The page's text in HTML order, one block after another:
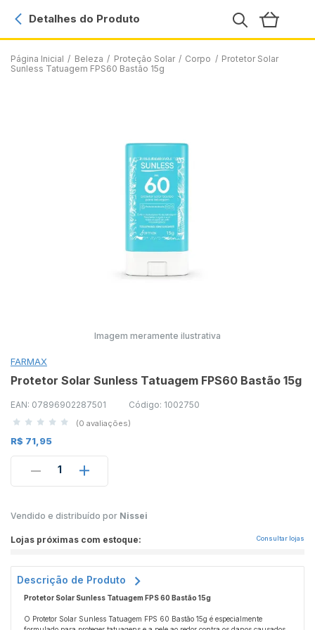
Página Inicial / Beleza / Proteção Solar / Corpo / Protetor Solar
Sunless Tatuagem FPS60 Bastão 15g
Detalhes do Produto
Imagem meramente ilustrativa
FARMAX
Protetor Solar Sunless Tatuagem FPS60 Bastão 15g
EAN: 07896902287501 Código: 1002750
(0 avaliações)
R$ 71,95
1
Vendido e distribuído por Nissei
Lojas próximas com estoque: Consultar lojas
Descrição de Produto
Protetor Solar Sunless Tatuagem FPS 60 Bastão 15g
O Protetor Solar Sunless Tatuagem FPS 60 Bastão 15g é especialmente